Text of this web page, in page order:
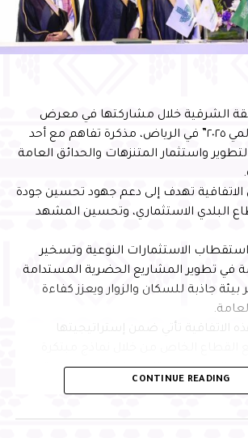
الشرقية خلال مشاركتها في معرض
“سيتي سكيب العالمي ٢٠٢٥” في الرياض، مذكرة تفاهم مع أحد
واستثمار المتنزهات والحدائق العامة
الاتفاقية تهدف إلى دعم جهود تحسين جودة
البلدي الاستثماري، وتحسين المشهد
الاستثمارات النوعية وتسخير
في تطوير المشاريع الحضرية المستدامة
جاذبة للسكان والزوار ويعزز كفاءة
الإسهام في تنمية المشاريع البلدية
CONTINUE READING